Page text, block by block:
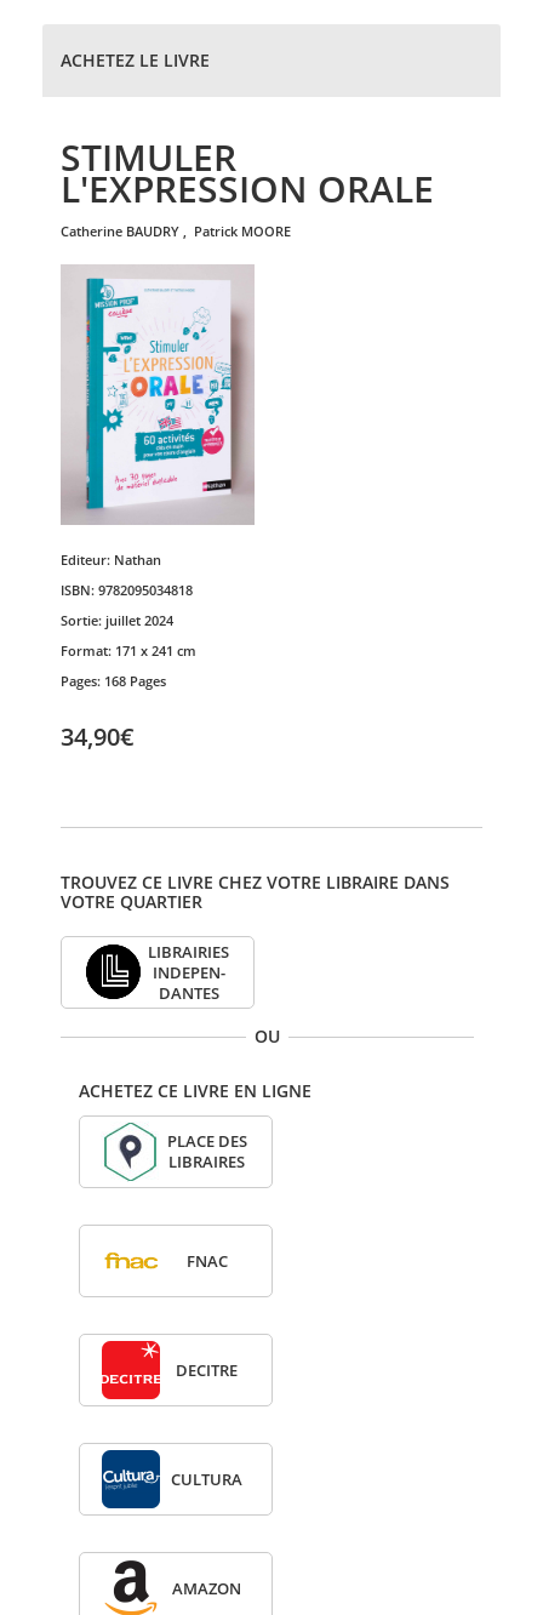
ACHETEZ LE LIVRE
STIMULER
L'EXPRESSION ORALE
catherine BAUDRY , patrick MOORE
Editeur: Nathan
ISBN: 9782095034818
Sortie: juillet 2024
Format: 171 x 241 cm
Pages: 168 Pages
34,90€
TROUVEZ CE LIVRE CHEZ VOTRE LIBRAIRE DANS
VOTRE QUARTIER
LIBRAI­RIES
INDE­PEN­
DANTES
OU
ACHETEZ CE LIVRE EN LIGNE
PLACE DES
LIBRAIRES
FNAC
DECITRE
CULTURA
AMA­ZON